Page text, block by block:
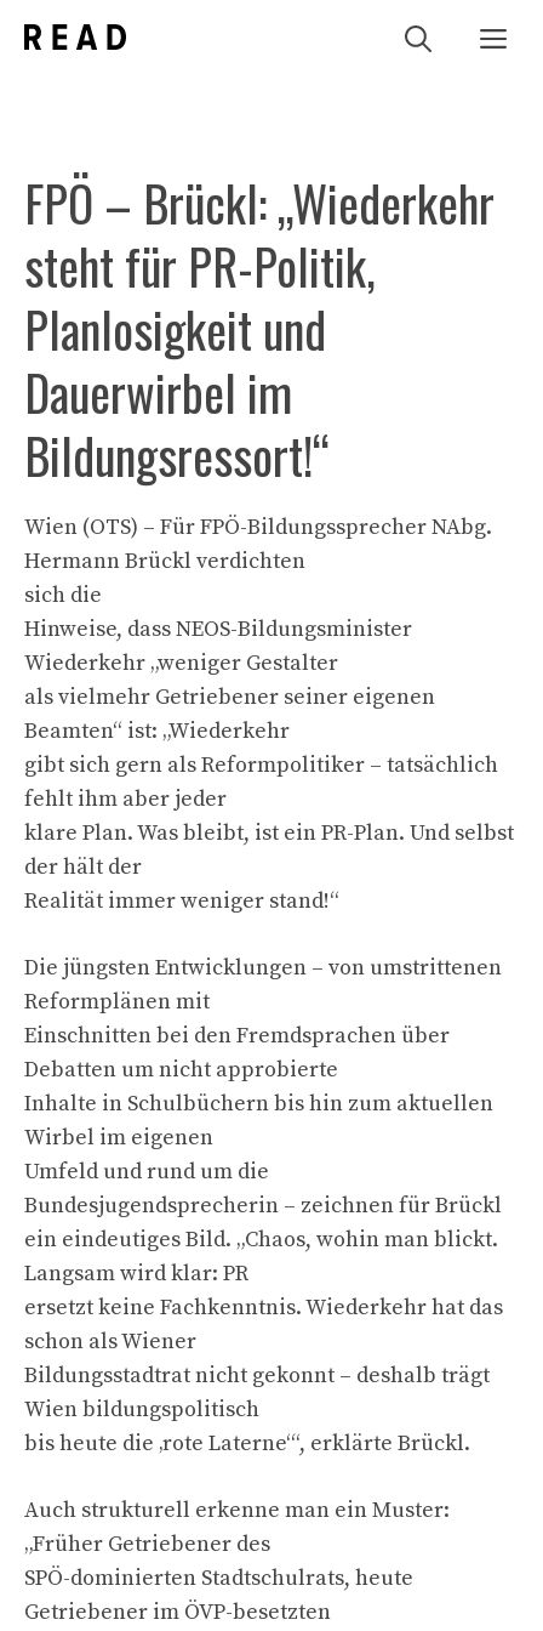
Inhalt
FPÖ – Brückl: „Wiederkehr
steht für PR-Politik,
Planlosigkeit und
Dauerwirbel im
Bildungsressort!“
Wien (OTS) – Für FPÖ-Bildungssprecher NAbg.
Hermann Brückl verdichten
sich die
Hinweise, dass NEOS-Bildungsminister
Wiederkehr „weniger Gestalter
als vielmehr Getriebener seiner eigenen
Beamten“ ist: „Wiederkehr
gibt sich gern als Reformpolitiker – tatsächlich
fehlt ihm aber jeder
klare Plan. Was bleibt, ist ein PR-Plan. Und selbst
der hält der
Realität immer weniger stand!“
Die jüngsten Entwicklungen – von umstrittenen
Reformplänen mit
Einschnitten bei den Fremdsprachen über
Debatten um nicht approbierte
Inhalte in Schulbüchern bis hin zum aktuellen
Wirbel im eigenen
Umfeld und rund um die
Bundesjugendsprecherin – zeichnen für Brückl
ein eindeutiges Bild. „Chaos, wohin man blickt.
Langsam wird klar: PR
ersetzt keine Fachkenntnis. Wiederkehr hat das
schon als Wiener
Bildungsstadtrat nicht gekonnt – deshalb trägt
Wien bildungspolitisch
bis heute die ‚rote Laterne‘“, erklärte Brückl.
Auch strukturell erkenne man ein Muster:
„Früher Getriebener des
SPÖ-dominierten Stadtschulrats, heute
Getriebener im ÖVP-besetzten